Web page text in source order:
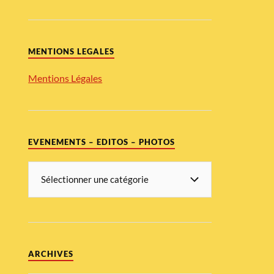
MENTIONS LEGALES
Mentions Légales
EVENEMENTS – EDITOS – PHOTOS
ARCHIVES